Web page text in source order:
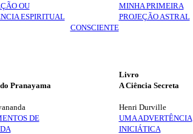
OU
ESPIRITUAL
MINHA PRIMEIRA
PROJEÇÃO ASTRAL
CONSCIENTE
Pranayama
DE
Livro
A Ciência Secreta
Henri Durville
UMA ADVERTÊNCIA
INICIÁTICA